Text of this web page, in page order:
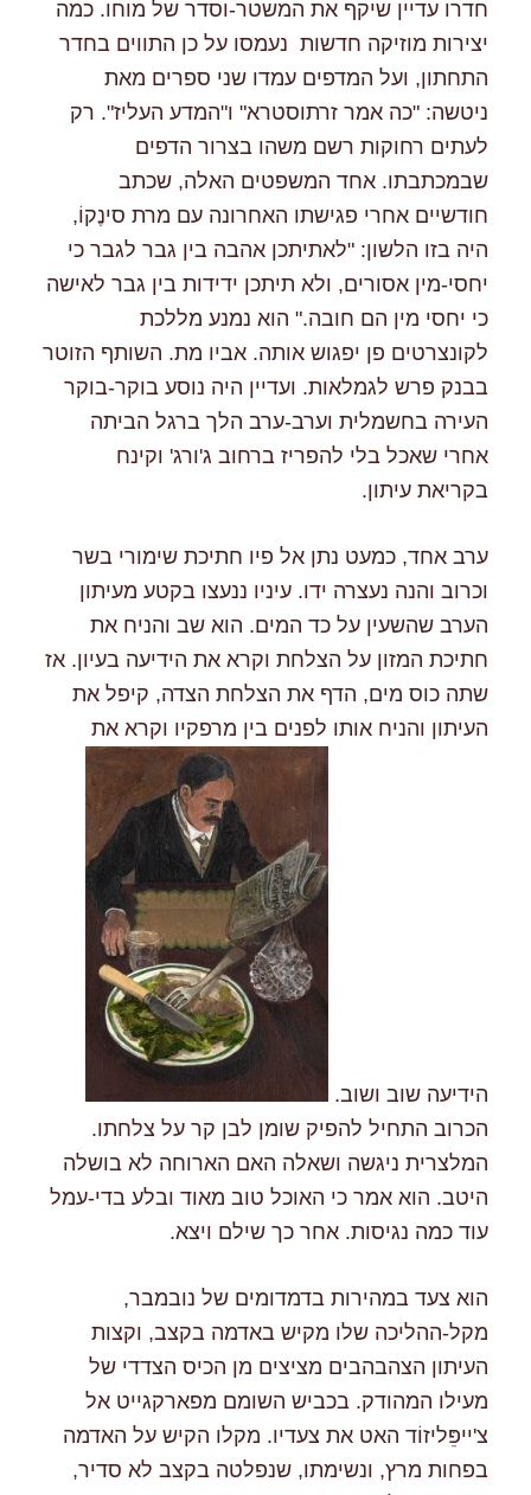
חדרו עדיין שיקף את המשטר-וסדר של מוחו. כמה
יצירות מוזיקה חדשות נעמסו על כן התווים בחדר
התחתון, ועל המדפים עמדו שני ספרים מאת
ניטשה: "כה אמר זרתוסטרא" ו"המדע העליז". רק
לעתים רחוקות רשם משהו בצרור הדפים
שבמכתבתו. אחד המשפטים האלה, שכתב
חודשיים אחרי פגישתו האחרונה עם מרת סינֶקוֹ,
היה בזו הלשון: "לאתיתכן אהבה בין גבר לגבר כי
יחסי-מין אסורים, ולא תיתכן ידידות בין גבר לאישה
כי יחסי מין הם חובה." הוא נמנע מללכת
לקונצרטים פן יפגוש אותה. אביו מת. השותף הזוטר
בבנק פרש לגמלאות. ועדיין היה נוסע בוקר-בוקר
העירה בחשמלית וערב-ערב הלך ברגל הביתה
אחרי שאכל בלי להפריז ברחוב ג'ורג' וקינח
בקריאת עיתון.
ערב אחד, כמעט נתן אל פיו חתיכת שימורי בשר
וכרוב והנה נעצרה ידו. עיניו ננעצו בקטע מעיתון
הערב שהשעין על כד המים. הוא שב והניח את
חתיכת המזון על הצלחת וקרא את הידיעה בעיון. אז
שתה כוס מים, הדף את הצלחת הצדה, קיפל את
העיתון והניח אותו לפנים בין מרפקיו וקרא את
הידיעה שוב ושוב.
הכרוב התחיל להפיק שומן לבן קר על צלחתו.
המלצרית ניגשה ושאלה האם הארוחה לא בושלה
היטב. הוא אמר כי האוכל טוב מאוד ובלע בדי-עמל
עוד כמה נגיסות. אחר כך שילם ויצא.
הוא צעד במהירות בדמדומים של נובמבר,
מקל-ההליכה שלו מקיש באדמה בקצב, וקצות
העיתון הצהבהבים מציצים מן הכיס הצדדי של
מעילו המהודק. בכביש השומם מפארקגייט אל
צ'ייפֵּליזוֹד האט את צעדיו. מקלו הקיש על האדמה
בפחות מרץ, ונשימתו, שנפלטה בקצב לא סדיר,